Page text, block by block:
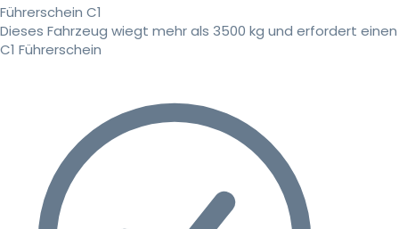
Führerschein C1
Dieses Fahrzeug wiegt mehr als 3500 kg und erfordert einen
C1 Führerschein